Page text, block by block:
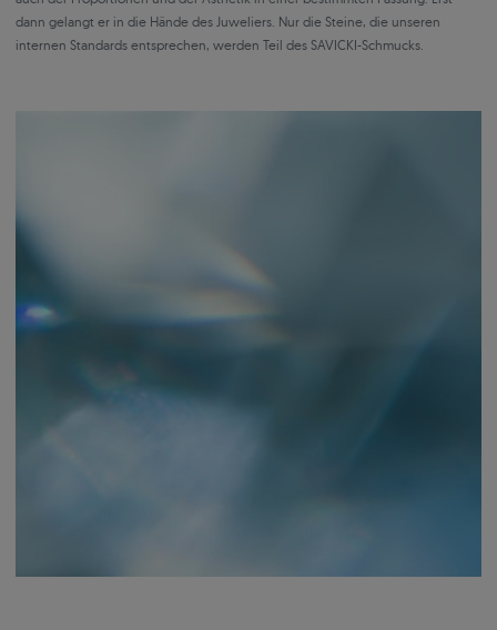
dann gelangt er in die Hände des Juweliers. Nur die Steine, die unseren
internen Standards entsprechen, werden Teil des SAVICKI-Schmucks.